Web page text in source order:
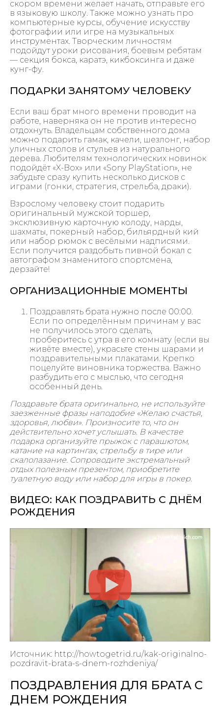
скором времени желает начать, отправьте его
в языковую школу. Также можно узнать про
компьютерные курсы, обучение искусству
фотографии или игре на музыкальных
инструментах. Творческим личностям
подойдут уроки рисования, боевым ребятам
— секция бокса, каратэ, кикбоксинга и даже
кунг-фу.
ПОДАРКИ ЗАНЯТОМУ ЧЕЛОВЕКУ
Если ваш брат много времени проводит на
работе, наверняка он не против интересно
отдохнуть. Владельцам собственного дома
можно подарить гамак, качели, шезлонг, набор
уличных столов и стульев из натурального
дерева. Любителям технологических новинок
подойдёт «X-Box» или «Sony PlayStation», не
забудьте сразу купить несколько дисков с
играми (гонки, стратегия, стрельба, драки).
Взрослому человеку стоит подарить
оригинальный мужской торшер,
эксклюзивную карточную колоду, нарды,
шахматы, покерный набор, бильярдный кий
или набор рюмок с весёлыми надписями.
Если получится раздобыть пивной бокал с
автографом знаменитого спортсмена,
дерзайте!
ОРГАНИЗАЦИОННЫЕ МОМЕНТЫ
Поздравлять брата нужно после 00:00.
Если по определённым причинам у вас
не получилось этого сделать,
проберитесь с утра в его комнату (если вы
живёте вместе), украсьте стены шарами и
поздравительными плакатами. Крепко
поцелуйте виновника торжества. Важно
разбудить его с мыслью, что сегодня
особенный день.
Поздравьте брата оригинально, не используйте
заезженные фразы наподобие «Желаю счастья,
здоровья, любви». Произносите то, что он
действительно хочет услышать. В качестве
подарка организуйте прыжок с парашютом,
катание на картингах, стрельбу в тире или
скалолазание. Сопроводите экстремальный
отдых полезным презентом, приобретите
туалетную воду или набор для игры в покер.
ВИДЕО: КАК ПОЗДРАВИТЬ С ДНЁМ
РОЖДЕНИЯ
Источник: http://howtogetrid.ru/kak-originalno-
pozdravit-brata-s-dnem-rozhdeniya/
ПОЗДРАВЛЕНИЯ ДЛЯ БРАТА С
ДНЕМ РОЖДЕНИЯ